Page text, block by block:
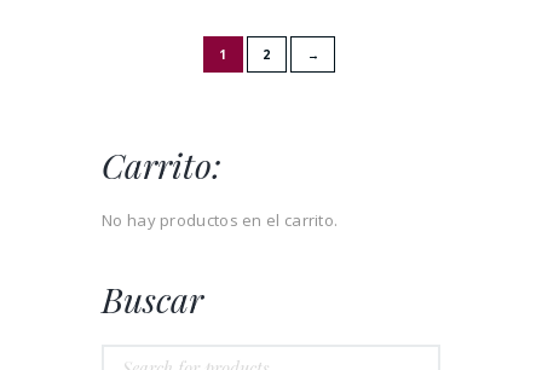
1 2 →
Carrito:
No hay productos en el carrito.
Buscar